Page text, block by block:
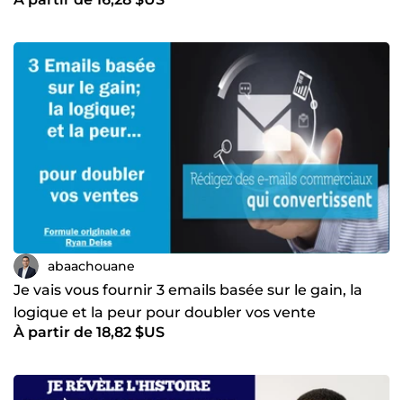
abaachouane
Je vais vous fournir 3 emails basée sur le gain, la
logique et la peur pour doubler vos vente
À partir de 18,82 $US